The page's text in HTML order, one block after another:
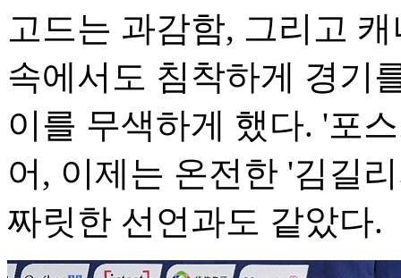
고드는 과감함, 그리고
속에서도 침착하게 경기
이를 무색하게 했다. '포
어, 이제는 온전한 '김길
짜릿한 선언과도 같았다.